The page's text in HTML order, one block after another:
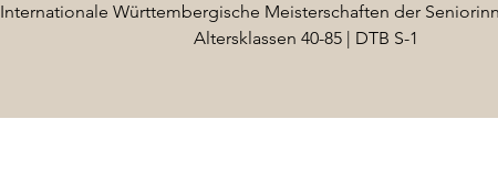
Internationale Württembergische Meisterschaften der
Altersklassen 40-85 | DTB S-1​